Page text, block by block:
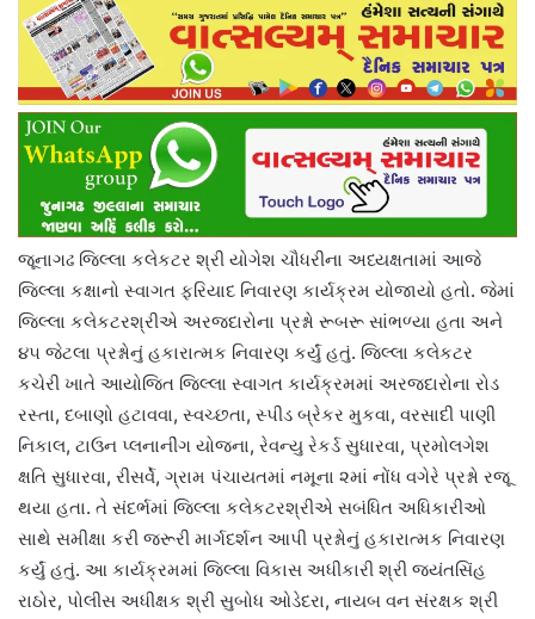
જૂનાગઢ જિલ્લા કલેકટર શ્રી યોગેશ ચૌધરીના અધ્યક્ષતામાં આજે
જિલ્લા કક્ષાનો સ્વાગત ફરિયાદ નિવારણ કાર્યક્રમ યોજાયો હતો. જેમાં
જિલ્લા કલેકટરશ્રીએ અરજદારોના પ્રશ્નો રૂબરૂ સાંભળ્યા હતા અને
૪૫ જેટલા પ્રશ્નોનું હકારાત્મક નિવારણ કર્યું હતું. જિલ્લા કલેકટર
કચેરી ખાતે આયોજિત જિલ્લા સ્વાગત કાર્યક્રમમાં અરજદારોના રોડ
રસ્તા, દબાણો હટાવવા, સ્વચ્છતા, સ્પીડ બ્રેકર મુકવા, વરસાદી પાણી
નિકાલ, ટાઉન પ્લનાનીંગ યોજના, રેવન્યુ રેકર્ડ સુધારવા, પ્રમોલગેશ
ક્ષતિ સુધારવા, રીસર્વે, ગ્રામ પંચાયતમાં નમૂના ૨માં નોંધ વગેરે પ્રશ્નો રજૂ
થયા હતા. તે સંદર્ભમાં જિલ્લા કલેકટરશ્રીએ સબંધિત અધિકારીઓ
સાથે સમીક્ષા કરી જરૂરી માર્ગદર્શન આપી પ્રશ્નોનું હકારાત્મક નિવારણ
કર્યું હતું. આ કાર્યક્રમમાં જિલ્લા વિકાસ અધીકારી શ્રી જયંતસિંહ
રાઠોર, પોલીસ અધીક્ષક શ્રી સુબોધ ઓડેદરા, નાયબ વન સંરક્ષક શ્રી